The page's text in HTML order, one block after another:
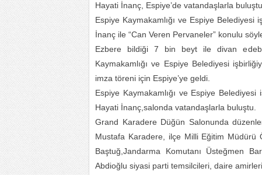
Hayati İnanç, Espiye’de vatandaşlarla buluştu.
Espiye Kaymakamlığı ve Espiye
İnanç ile “Can Veren Pervaneler” konulu
Ezbere bildiği 7 bin beyt ile divan
Kaymakamlığı ve Espiye Belediyesi
imza töreni için Espiye’ye geldi.
Espiye Kaymakamlığı ve Espiye
Hayati İnanç,salonda vatandaşlarla buluştu.
Grand Karadere Düğün Salonunda
Mustafa Karadere, ilçe Milli Eğitim Müdürü
Baştuğ,Jandarma Komutanı Üsteğmen
Abdioğlu siyasi parti temsilcileri, daire